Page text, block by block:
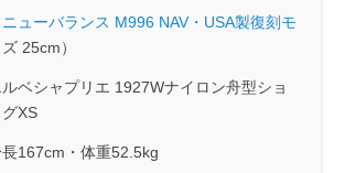
ニューバランス M996 NAV・USA製復刻モ
ズ 25cm）
ベシャプリエ 1927Wナイロン舟型ショ
XS
167cm・体重52.5kg